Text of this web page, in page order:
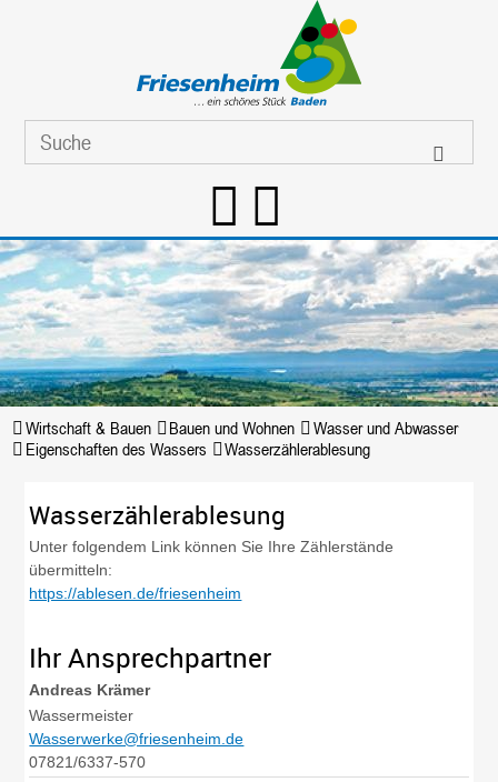
Wirtschaft & Bauen Bauen und Wohnen
Wasser und Abwasser
Eigenschaften des Wassers
Wasserzählerablesung
Wasserzählerablesung
Unter folgendem Link können Sie Ihre Zählerstände
übermitteln:
https://ablesen.de/friesenheim
Ihr Ansprechpartner
Andreas Krämer
Wassermeister
Wasserwerke@friesenheim.de
07821/6337-570